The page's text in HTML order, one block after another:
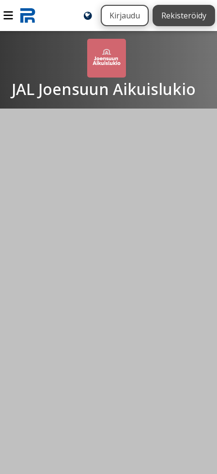
Kirjaudu Rekisteröidy
JAL Joensuun Aikuislukio